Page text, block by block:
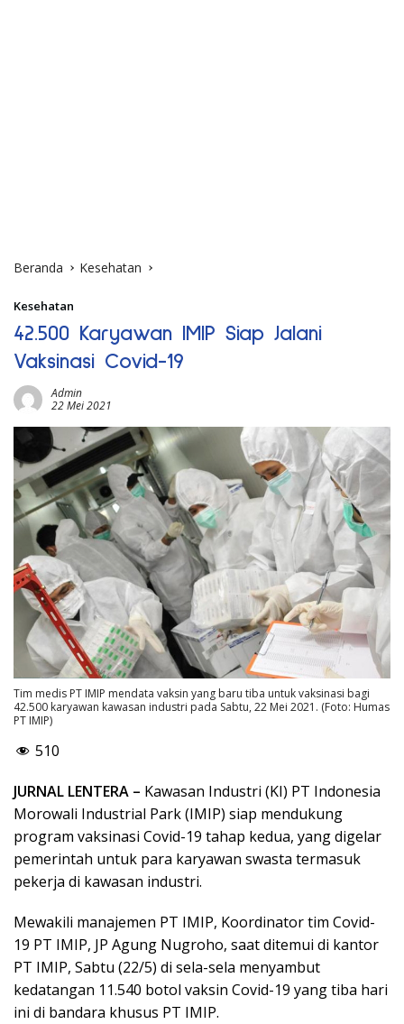
Beranda Kesehatan
Kesehatan
42.500 Karyawan IMIP Siap Jalani
Vaksinasi Covid-19
Admin
22 Mei 2021
Tim medis PT IMIP mendata vaksin yang baru tiba untuk vaksinasi bagi
42.500 karyawan kawasan industri pada Sabtu, 22 Mei 2021. (Foto: Humas
PT IMIP)
510
JURNAL LENTERA – Kawasan Industri (KI) PT Indonesia
Morowali Industrial Park (IMIP) siap mendukung
program vaksinasi Covid-19 tahap kedua, yang digelar
pemerintah untuk para karyawan swasta termasuk
pekerja di kawasan industri.
Mewakili manajemen PT IMIP, Koordinator tim Covid-
19 PT IMIP, JP Agung Nugroho, saat ditemui di kantor
PT IMIP, Sabtu (22/5) di sela-sela menyambut
kedatangan 11.540 botol vaksin Covid-19 yang tiba hari
ini di bandara khusus PT IMIP.